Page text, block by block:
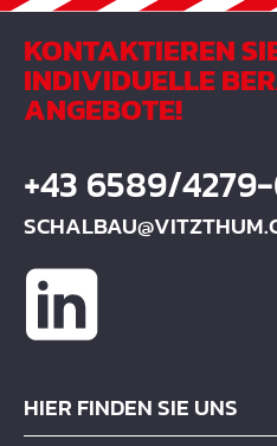
KONTAKTIEREN
INDIVIDUELLE
ANGEBOTE!
+43 6589/
HIER FINDEN SIE UNS